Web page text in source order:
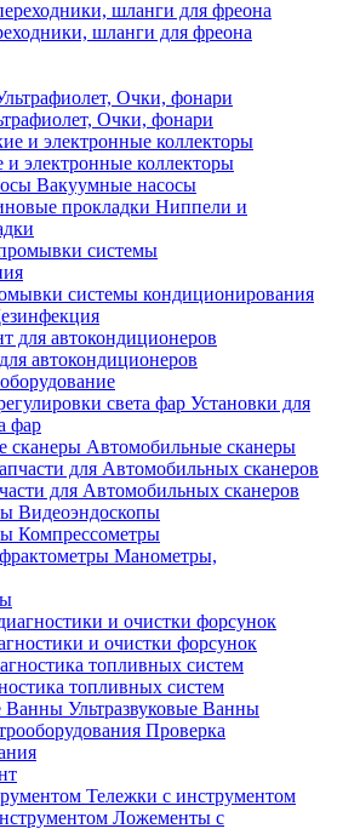
шланги для фреона
Очки, фонари
электронные коллекторы
Вакуумные насосы
Ниппели и
системы кондиционирования
автокондиционеров
Установки для
фар
Автомобильные сканеры
для Автомобильных сканеров
Видеоэндоскопы
Компрессометры
Манометры,
и очистки форсунок
топливных систем
Ультразвуковые Ванны
Проверка
Тележки с инструментом
Ложементы с